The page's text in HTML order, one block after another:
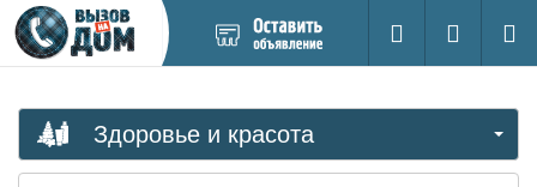
новое
Поиск
Вход на
Здоровье и красота